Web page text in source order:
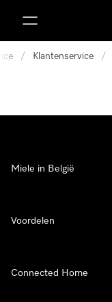
/ Klantenservice /
Miele in België
Voordelen
Connected Home